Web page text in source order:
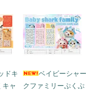
ドキ
キャ
ベイビーシャー
クファミリーぷくぷ